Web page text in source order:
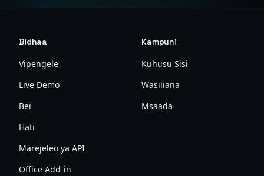
Bidhaa
Vipengele
Live Demo
Bei
Hati
Marejeleo ya API
Office Add-in
Kampuni
Kuhusu Sisi
Wasiliana
Msaada